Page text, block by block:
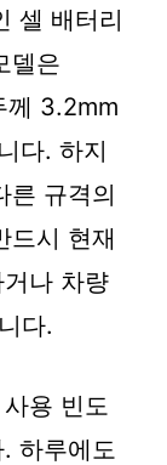
셀 배터리
델은
께 3.2mm
다. 하지
른 규격의
드시 현재
나 차량
다.
용 빈도
하루에도